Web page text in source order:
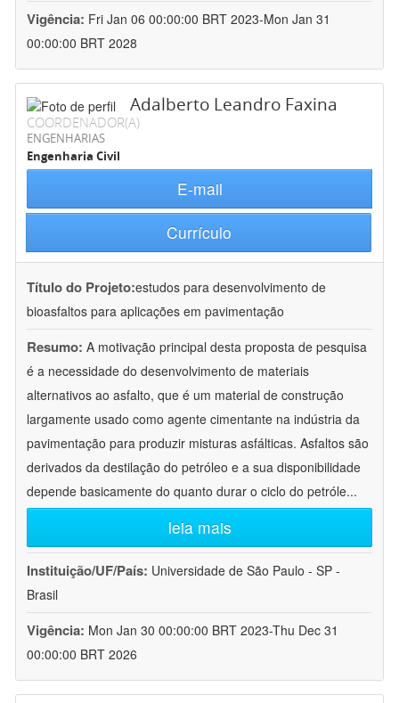
Vigência: Fri Jan 06 00:00:00 BRT 2023-Mon Jan 31
00:00:00 BRT 2028
Adalberto Leandro Faxina
COORDENADOR(A)
ENGENHARIAS
Engenharia Civil
E-mail
Currículo
Título do Projeto:estudos para desenvolvimento de
bioasfaltos para aplicações em pavimentação
Resumo: A motivação principal desta proposta de pesquisa
é a necessidade do desenvolvimento de materiais
alternativos ao asfalto, que é um material de construção
largamente usado como agente cimentante na indústria da
pavimentação para produzir misturas asfálticas. Asfaltos são
derivados da destilação do petróleo e a sua disponibilidade
depende basicamente do quanto durar o ciclo do petróle...
leia mais
Instituição/UF/País: Universidade de São Paulo - SP -
Brasil
Vigência: Mon Jan 30 00:00:00 BRT 2023-Thu Dec 31
00:00:00 BRT 2026